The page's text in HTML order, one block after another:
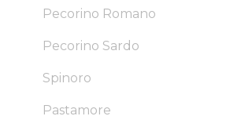
Pecorino Romano
Pecorino Sardo
Spinoro
Pastamore